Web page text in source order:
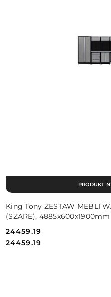
King Tony ZESTAW MEBLI
(SZARE),
Cena:
24459.19
Cena:
24459.19
PRODUKT